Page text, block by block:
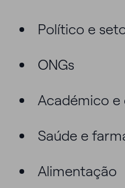
Político e
ONGs
Académico e
Saúde e
Alimentação